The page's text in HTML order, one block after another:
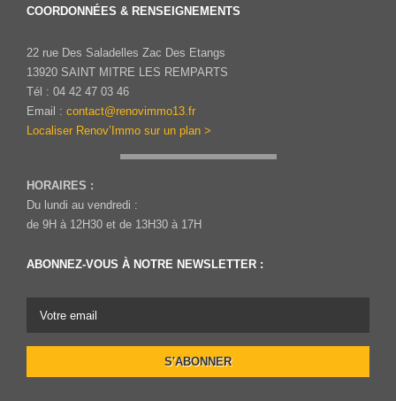
COORDONNÉES & RENSEIGNEMENTS
22 rue Des Saladelles Zac Des Etangs
13920 SAINT MITRE LES REMPARTS
Tél : 04 42 47 03 46
Email : contact@renovimmo13.fr
Localiser Renov’Immo sur un plan >
HORAIRES :
Du lundi au vendredi :
de 9H à 12H30 et de 13H30 à 17H
ABONNEZ-VOUS À NOTRE NEWSLETTER :